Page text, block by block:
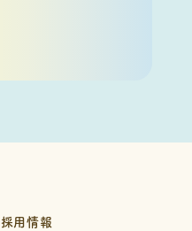
採用情報